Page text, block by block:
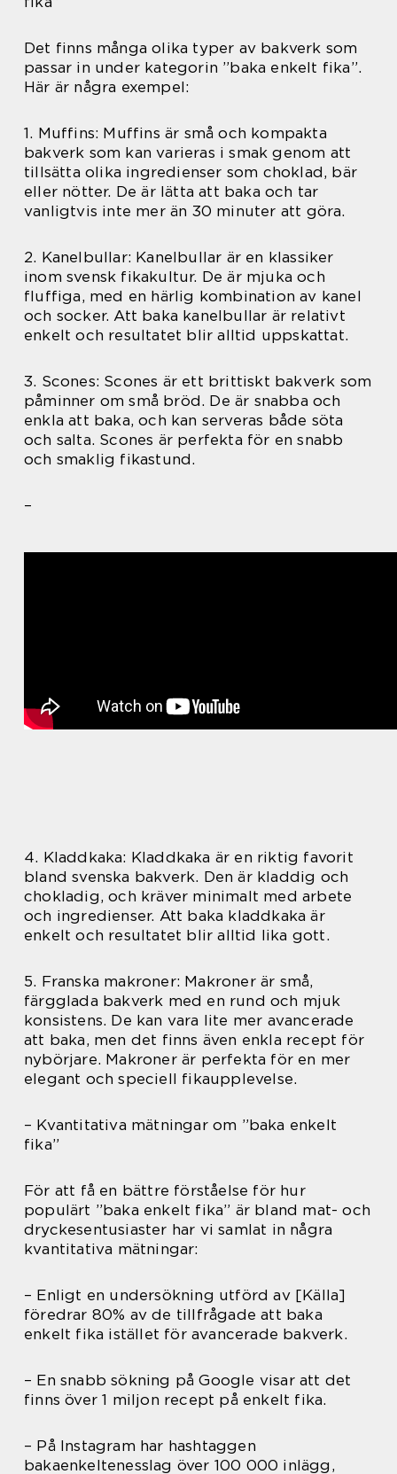
Det finns många olika typer av bakverk som
passar in under kategorin ”baka enkelt fika”.
Här är några exempel:
1. Muffins: Muffins är små och kompakta
bakverk som kan varieras i smak genom att
tillsätta olika ingredienser som choklad, bär
eller nötter. De är lätta att baka och tar
vanligtvis inte mer än 30 minuter att göra.
2. Kanelbullar: Kanelbullar är en klassiker
inom svensk fikakultur. De är mjuka och
fluffiga, med en härlig kombination av kanel
och socker. Att baka kanelbullar är relativt
enkelt och resultatet blir alltid uppskattat.
3. Scones: Scones är ett brittiskt bakverk som
påminner om små bröd. De är snabba och
enkla att baka, och kan serveras både söta
och salta. Scones är perfekta för en snabb
och smaklig fikastund.
–
4. Kladdkaka: Kladdkaka är en riktig favorit
bland svenska bakverk. Den är kladdig och
chokladig, och kräver minimalt med arbete
och ingredienser. Att baka kladdkaka är
enkelt och resultatet blir alltid lika gott.
5. Franska makroner: Makroner är små,
färgglada bakverk med en rund och mjuk
konsistens. De kan vara lite mer avancerade
att baka, men det finns även enkla recept för
nybörjare. Makroner är perfekta för en mer
elegant och speciell fikaupplevelse.
– Kvantitativa mätningar om ”baka enkelt
fika”
För att få en bättre förståelse för hur
populärt ”baka enkelt fika” är bland mat- och
dryckesentusiaster har vi samlat in några
kvantitativa mätningar:
– Enligt en undersökning utförd av [Källa]
föredrar 80% av de tillfrågade att baka
enkelt fika istället för avancerade bakverk.
– En snabb sökning på Google visar att det
finns över 1 miljon recept på enkelt fika.
– På Instagram har hashtaggen
bakaenkeltenesslag över 100 000 inlägg,